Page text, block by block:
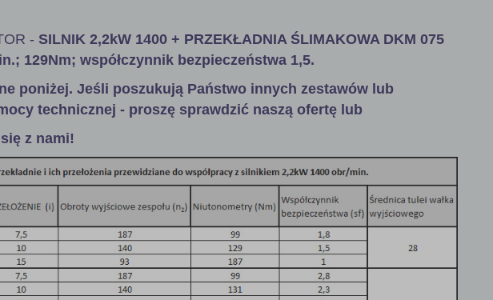
- SILNIK 2,2kW1400 + PRZEKŁADNIA ŚLIMAKOWA DKM 075
129Nm; współczynnik bezpieczeństwa 1,5.
poniżej. Jeśli poszukują Państwo innych zestawów lub
technicznej - proszę sprawdzić naszą ofertę lub
z nami!